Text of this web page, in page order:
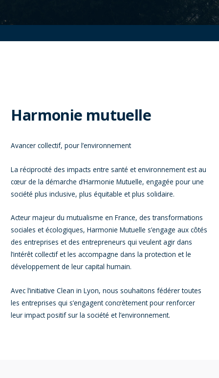
Harmonie mutuelle
Avancer collectif, pour l’environnement
La réciprocité des impacts entre santé et environnement est au
cœur de la démarche d’Harmonie Mutuelle, engagée pour une
société plus inclusive, plus équitable et plus solidaire.
Acteur majeur du mutualisme en France, des transformations
sociales et écologiques, Harmonie Mutuelle s’engage aux côtés
des entreprises et des entrepreneurs qui veulent agir dans
l’intérêt collectif et les accompagne dans la protection et le
développement de leur capital humain.
Avec l’initiative Clean in Lyon, nous souhaitons fédérer toutes
les entreprises qui s’engagent concrètement pour renforcer
leur impact positif sur la société et l’environnement.